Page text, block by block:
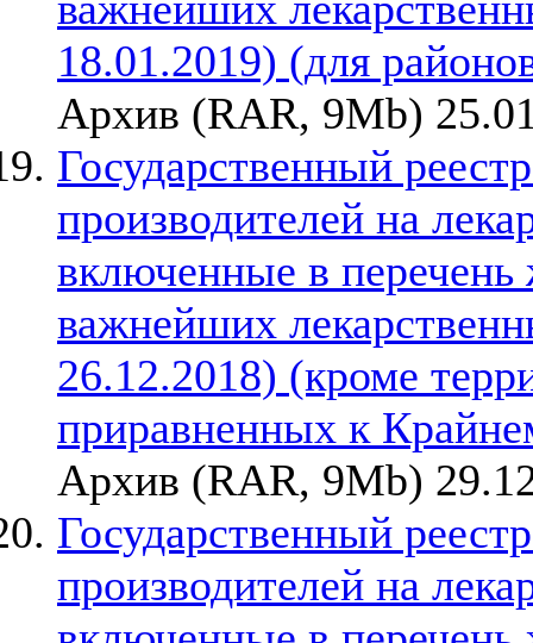
18.01.2019) (для
Архив (RAR, 9Mb)
Государственный
производителей на
включенные в
важнейших
26.12.2018) (кроме
приравненных к
Архив (RAR, 9Mb)
Государственный
производителей на